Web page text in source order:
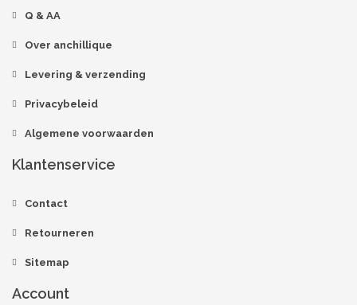
Q & AA
Over anchillique
Levering & verzending
Privacybeleid
Algemene voorwaarden
Klantenservice
Contact
Retourneren
Sitemap
Account